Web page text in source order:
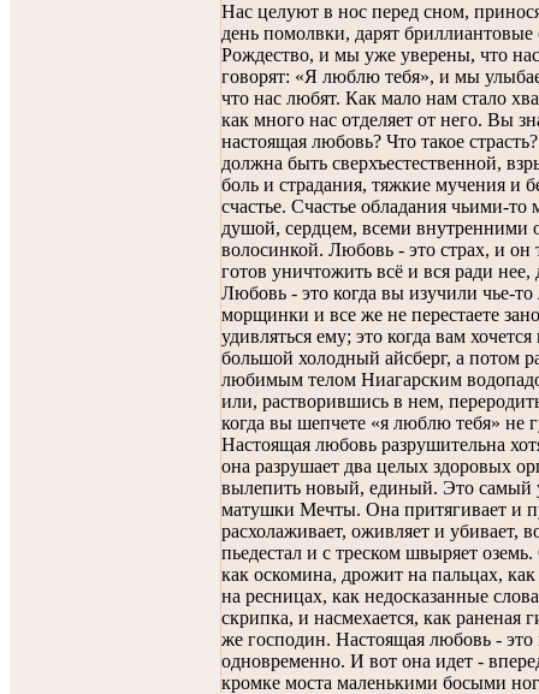
Нас целуют в нос перед сном,
день помолвки, дарят бриллиантовые
Рождество, и мы уже уверены, что
говорят: «Я люблю тебя», и мы
что нас любят. Как мало нам стало
как много нас отделяет от него. Вы
настоящая любовь? Что такое
должна быть сверхъестественной,
боль и страдания, тяжкие мучения и
счастье. Счастье обладания чьими-
душой, сердцем, всеми внутренними
волосинкой. Любовь - это страх, и он
готов уничтожить всё и вся ради нее,
Любовь - это когда вы изучили чье-
морщинки и все же не перестаете
удивляться ему; это когда вам хочется
большой холодный айсберг, а потом
любимым телом Ниагарским
или, растворившись в нем,
когда вы шепчете «я люблю тебя» не
Настоящая любовь разрушительна
она разрушает два целых здоровых
вылепить новый, единый. Это самый
матушки Мечты. Она притягивает и
расхолаживает, оживляет и убивает,
пьедестал и с треском швыряет
как оскомина, дрожит на пальцах,
на ресницах, как недосказанные
скрипка, и насмехается, как раненая
же господин. Настоящая любовь - это
одновременно. И вот она идет -
кромке моста маленькими босыми